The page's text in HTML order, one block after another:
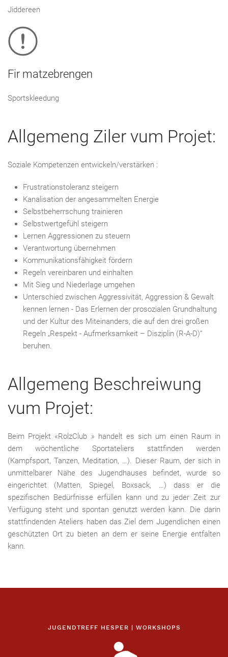
Jiddereen
Fir matzebrengen
Sportskleedung
Allgemeng Ziler vum Projet:
Soziale Kompetenzen entwickeln/verstärken :
Frustrationstoleranz steigern
Kanalisation der angesammelten Energie
Selbstbeherrschung trainieren
Selbstwertgefühl steigern
Lernen Aggressionen zu steuern
Verantwortung übernehmen
Kommunikationsfähigkeit fördern
Regeln vereinbaren und einhalten
Mit Sieg und Niederlage umgehen
Unterschied zwischen Aggressivität, Aggression & Gewalt
kennen lernen - Das Erlernen der prosozialen Grundhaltung
und der Kultur des Miteinanders, die auf den drei großen
Regeln „Respekt - Aufmerksamkeit – Disziplin (R-A-D)“
beruhen.
Allgemeng Beschreiwung
vum Projet:
Beim Projekt «RolzClub » handelt es sich um einen Raum in
dem wöchentliche Sportateliers stattfinden werden
(Kampfsport, Tanzen, Meditation, …). Dieser Raum, der sich in
unmittelbarer Nähe des Jugendhauses befindet, wurde so
eingerichtet (Matten, Spiegel, Boxsack, …) dass er die
spezifischen Bedürfnisse erfüllen kann und zu jeder Zeit zur
Verfügung steht und spontan genutzt werden kann. Die darin
stattfindenden Ateliers haben das Ziel dem Jugendlichen einen
geschützten Ort zu bieten an dem er seine Energie entfalten
kann.
JUGENDTREFF HESPER | WORKSHOPS